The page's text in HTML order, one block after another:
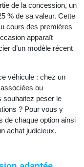
de la concession, un
% de sa valeur. Cette
cours des premières
apparaît
d’un modèle récent
véhicule : chez un
ou
souhaitez peser le
? Pour vous y
de chaque option ainsi
achat judicieux.